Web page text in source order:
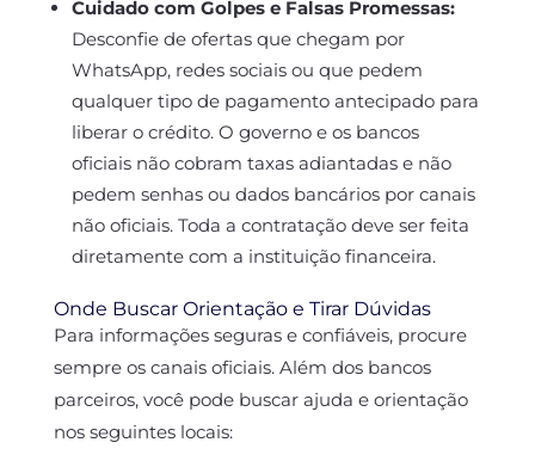
Cuidado com Golpes e Falsas Promessas:
Desconfie de ofertas que chegam por
WhatsApp, redes sociais ou que pedem
qualquer tipo de pagamento antecipado para
liberar o crédito. O governo e os bancos
oficiais não cobram taxas adiantadas e não
pedem senhas ou dados bancários por canais
não oficiais. Toda a contratação deve ser feita
diretamente com a instituição financeira.
Onde Buscar Orientação e Tirar Dúvidas
Para informações seguras e confiáveis, procure
sempre os canais oficiais. Além dos bancos
parceiros, você pode buscar ajuda e orientação
nos seguintes locais: